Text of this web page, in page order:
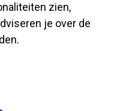
zien,
je over de